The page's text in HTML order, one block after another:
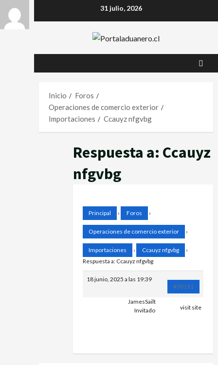
31 julio, 2026
Inicio
Foros
Operaciones de comercio exterior
Importaciones
Ccauyz nfgvbg
Respuesta a: Ccauyz
nfgvbg
Principal › Foros ›
Operaciones de comercio exterior ›
Importaciones › Ccauyz nfgvbg
›
Respuesta a: Ccauyz nfgvbg
18 junio, 2025 a las 19:39
#30131
JamesSailt
Invitado
visit site